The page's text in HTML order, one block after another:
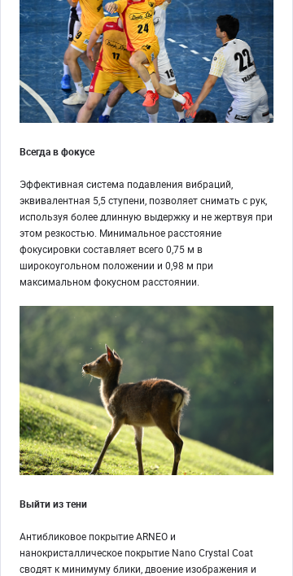
Всегда в фокусе
Эффективная система подавления вибраций,
эквивалентная 5,5 ступени, позволяет снимать с рук,
используя более длинную выдержку и не жертвуя при
этом резкостью. Минимальное расстояние
фокусировки составляет всего 0,75 м в
широкоугольном положении и 0,98 м при
максимальном фокусном расстоянии.
Выйти из тени
Антибликовое покрытие ARNEO и
нанокристаллическое покрытие Nano Crystal Coat
сводят к минимуму блики, двоение изображения и